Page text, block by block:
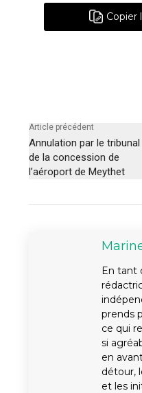
Copier
Article précédent
Annulation par le tribunal
de la concession de
l’aéroport de Meythet
En tant
prends
ce qui
si
en
détour,
et les